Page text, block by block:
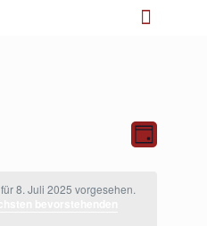
Ansichten-
Navigation
Ansichten-
Tag
8. Juli 2025 vorgesehen.